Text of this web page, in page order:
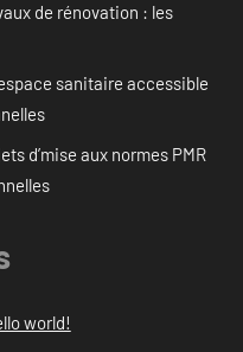
de rénovation : les
sanitaire accessible
d’mise aux normes PMR
world!